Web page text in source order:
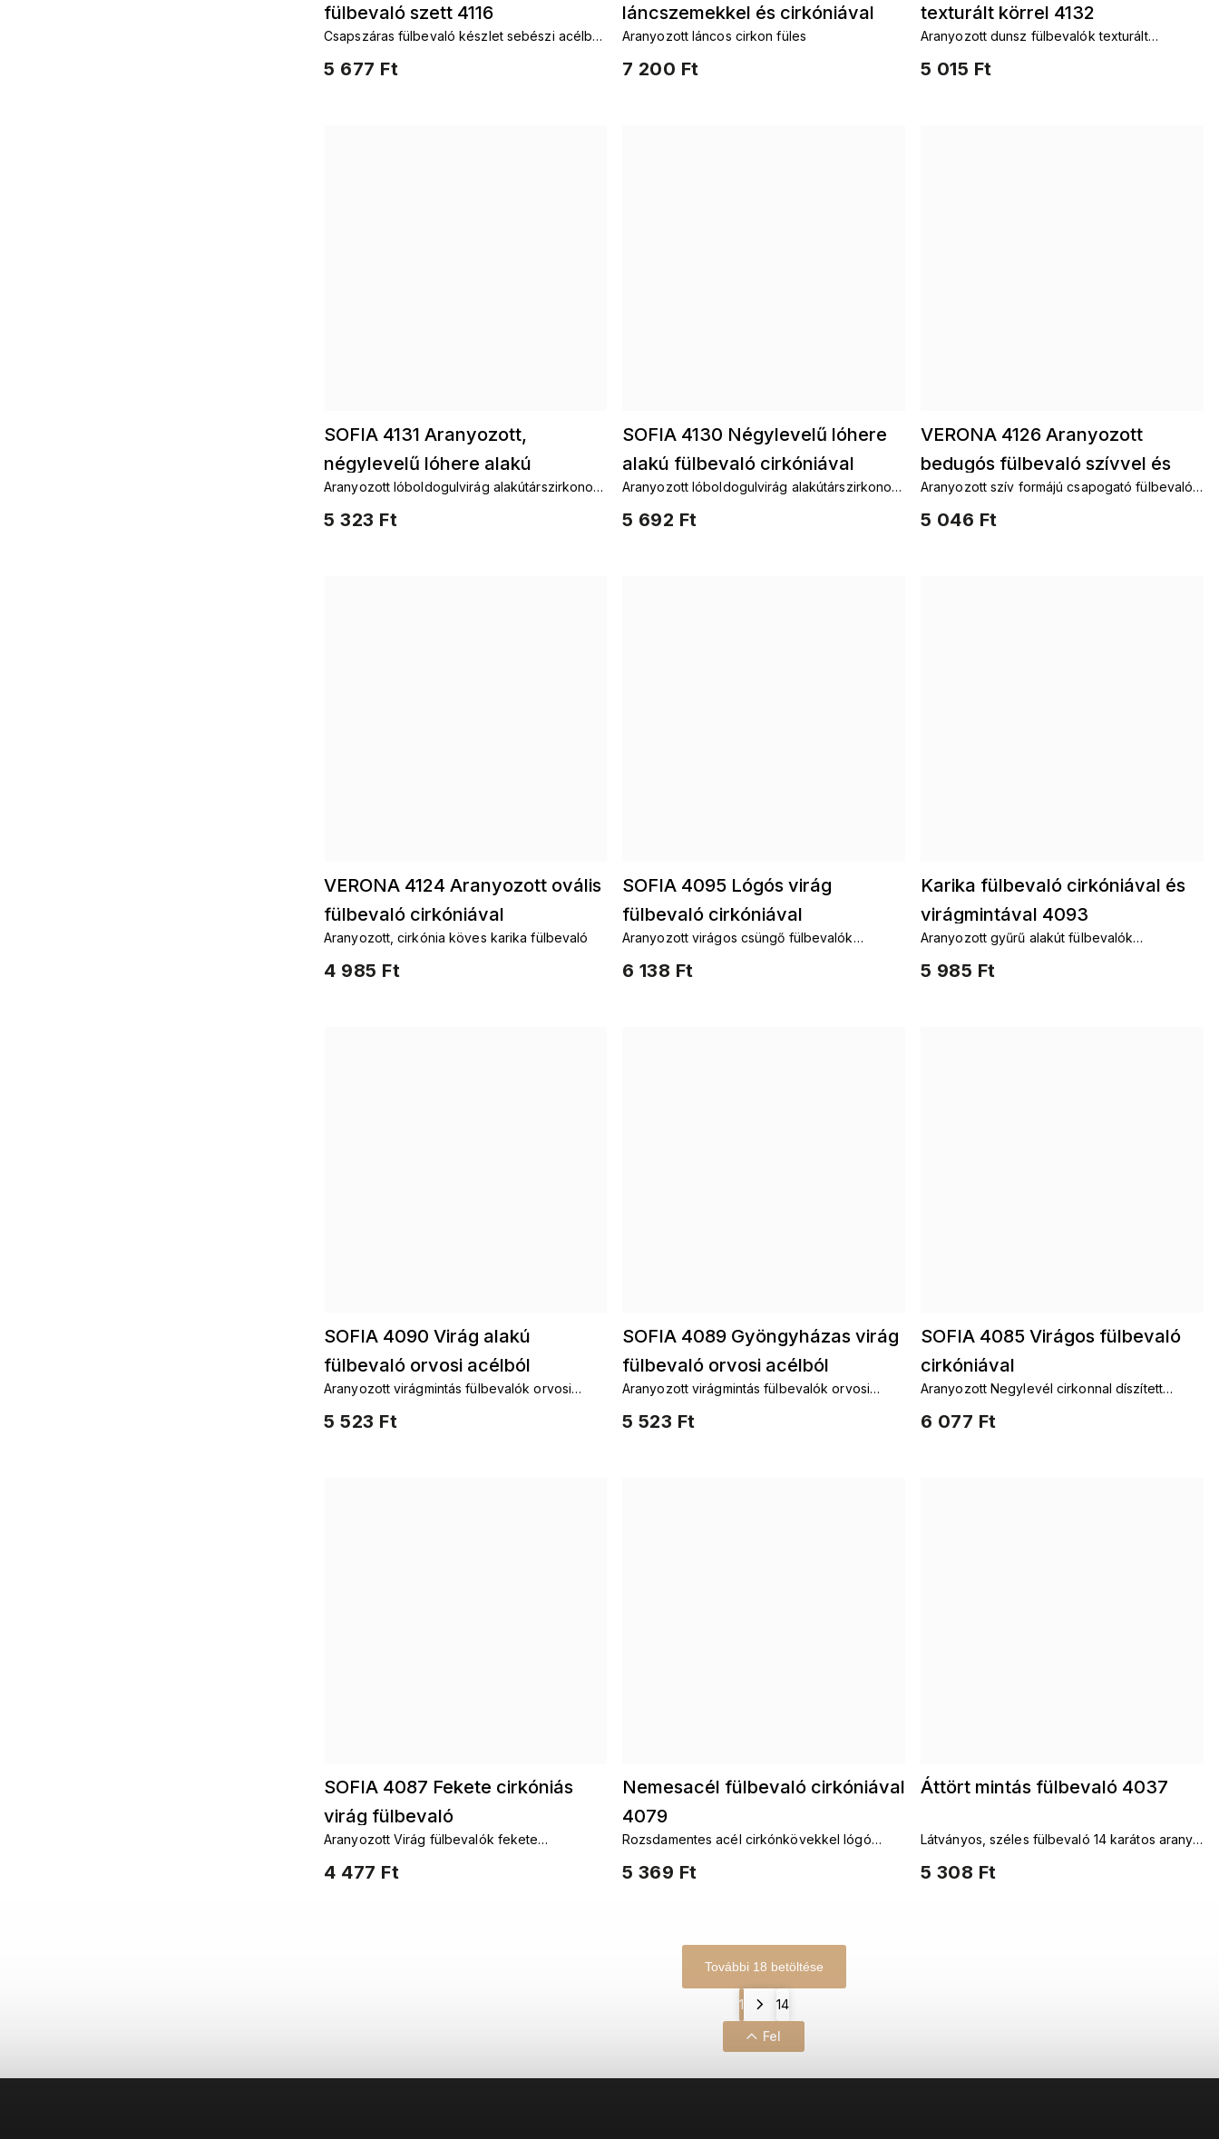
fülbevaló szett 4116
5 677 Ft
Csapszáras fülbevaló készlet sebészi acélból
láncszemekkel és cirkóniával
4135
7 200 Ft
Aranyozott láncos cirkon füles
texturált körrel 4132
5 015 Ft
Aranyozott dunsz fülbevalók texturált
SOFIA 4131 Aranyozott,
négylevelű lóhere alakú
fülbevaló cirkóniával
5 323 Ft
Aranyozott lóboldogulvirág alakútárszirkonos
SOFIA 4130 Négylevelű lóhere
alakú fülbevaló cirkóniával
5 692 Ft
Aranyozott lóboldogulvirág alakútárszirkonos
VERONA 4126 Aranyozott
bedugós fülbevaló szívvel és
cirkóniával
5 046 Ft
Aranyozott szív formájú csapogató fülbevalók
VERONA 4124 Aranyozott ovális
fülbevaló cirkóniával
4 985 Ft
Aranyozott, cirkónia köves karika fülbevaló
SOFIA 4095 Lógós virág
fülbevaló cirkóniával
6 138 Ft
Aranyozott virágos csüngő fülbevalók
Karika fülbevaló cirkóniával és
virágmintával 4093
5 985 Ft
Aranyozott gyűrű alakút fülbevalók
SOFIA 4090 Virág alakú
fülbevaló orvosi acélból
5 523 Ft
Aranyozott virágmintás fülbevalók orvosi
SOFIA 4089 Gyöngyházas virág
fülbevaló orvosi acélból
5 523 Ft
Aranyozott virágmintás fülbevalók orvosi
SOFIA 4085 Virágos fülbevaló
cirkóniával
6 077 Ft
Aranyozott Negylevél cirkonnal díszített
SOFIA 4087 Fekete cirkóniás
virág fülbevaló
4 477 Ft
Aranyozott Virág fülbevalók fekete
Nemesacél fülbevaló cirkóniával
4079
5 369 Ft
Rozsdamentes acél cirkónkövekkel lógó
Áttört mintás fülbevaló 4037
5 308 Ft
Látványos, széles fülbevaló 14 karátos arany
További 18 betöltése
1 14
Fel